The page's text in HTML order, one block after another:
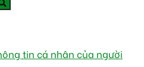
tin cá nhân của người